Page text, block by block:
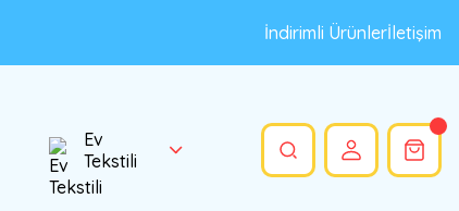
İndirimli Ürünlerİletişim
Ev
Tekstili